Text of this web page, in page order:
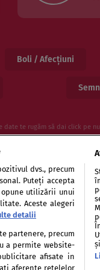
Boli / Afecțiuni
date te rugăm să dai click pe
dvs., precum
Puteți accepta
utilizării unui
Aceste alegeri
detalii
partenere, precum
a permite website-
afisate in
aferente retelelor